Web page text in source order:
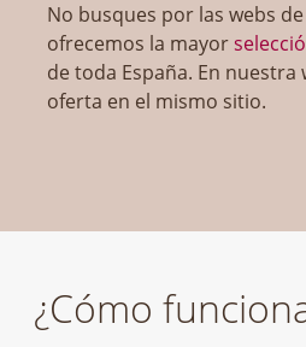
No busques por las webs
ofrecemos la mayor
de toda España. En nuestra
oferta en el mismo sitio.
¿Cómo